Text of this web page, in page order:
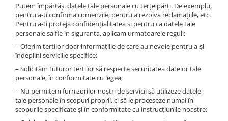
Putem împărtăși datele tale personale cu terțe părți. De exemplu,
pentru a-ti confirma comenzile, pentru a rezolva reclamațiile, etc.
Pentru a-ti proteja confidențialitatea si pentru ca datele tale
personale sa fie in siguranta, aplicam urmatoarele reguli:
– Oferim tertilor doar informațiile de care au nevoie pentru a-și
îndeplini serviciile specifice;
– Solicităm tuturor terților să respecte securitatea datelor tale
personale, în conformitate cu legea;
– Nu permitem furnizorilor noștri de servicii să utilizeze datele
tale personale în scopuri proprii, ci să le proceseze numai în
scopurile specificate și în conformitate cu instrucțiunile noastre;